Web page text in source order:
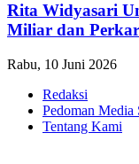
Rita Widyasari
Miliar dan
Rabu, 10 Juni 2026
Redaksi
Pedoman Media
Tentang Kami